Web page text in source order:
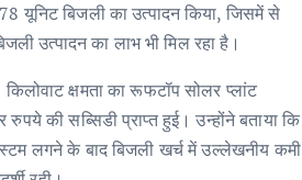
यूनिट बिजली का उत्पादन किया, जिसमें से
उत्पादन का लाभ भी मिल रहा है।
क्षमता का रूफटॉप सोलर प्लांट
की सब्सिडी प्राप्त हुई। उन्होंने बताया कि
लगने के बाद बिजली खर्च में उल्लेखनीय कमी